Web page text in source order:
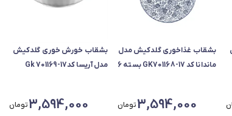
بشقاب غذاخوری گلدکیش مدل
ماندانا کد GK701168-17 بسته 6
3,594,000تومان
بشقاب خورش خوری گلدکیش
مدل آریسا کد17-701169 Gk
3,594,000تومان